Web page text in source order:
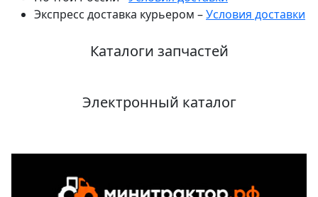
Экспресс доставка курьером –Условия доставки
Каталоги запчастей
Электронный каталог